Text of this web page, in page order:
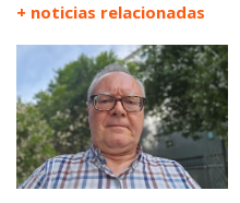
+ noticias relacionadas